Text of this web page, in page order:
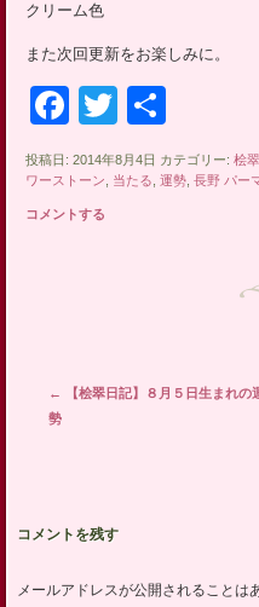
クリーム色
また次回更新をお楽しみに。
Facebook
Twitter
有
投稿日: 2014年8月4日 カテゴリー:桧
ワーストーン
当たる ,運勢 ,長野 パー
コメントする
投稿ナビゲーション
←
【桧翠日記】８月５日生まれの
勢
コメントを残す
メールアドレスが公開されることは